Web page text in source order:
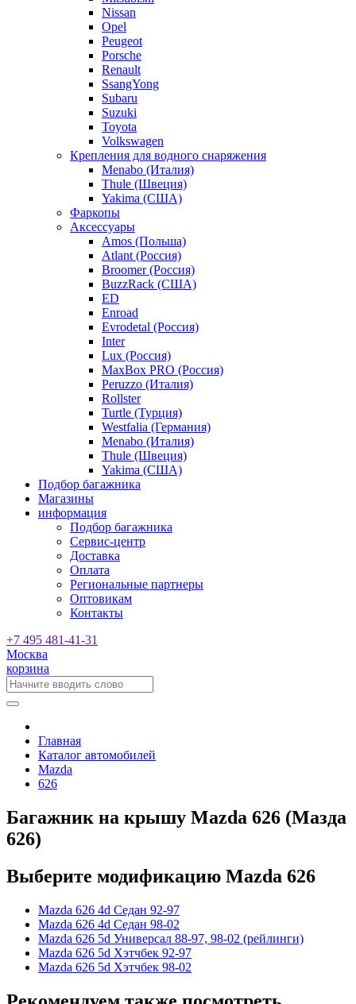
Nissan
Opel
Peugeot
Porsche
Renault
SsangYong
Subaru
Suzuki
Toyota
Volkswagen
Крепления для водного снаряжения
Menabo (Италия)
Thule (Швеция)
Yakima (США)
Фаркопы
Аксессуары
Amos (Польша)
Atlant (Россия)
Broomer (Россия)
BuzzRack (США)
ED
Enroad
Evrodetal (Россия)
Inter
Lux (Россия)
MaxBox PRO (Россия)
Peruzzo (Италия)
Rollster
Turtle (Турция)
Westfalia (Германия)
Menabo (Италия)
Thule (Швеция)
Yakima (США)
Подбор багажника
Магазины
информация
Подбор багажника
Сервис-центр
Доставка
Оплата
Региональные партнеры
Оптовикам
Контакты
+7 495 481-41-31
Москва
корзина
Главная
Каталог автомобилей
Mazda
626
Багажник на крышу Mazda 626 (Мазда
626)
Выберите модификацию Mazda 626
Mazda 626 4d Седан 92-97
Mazda 626 4d Седан 98-02
Mazda 626 5d Универсал 88-97, 98-02 (рейлинги)
Mazda 626 5d Хэтчбек 92-97
Mazda 626 5d Хэтчбек 98-02